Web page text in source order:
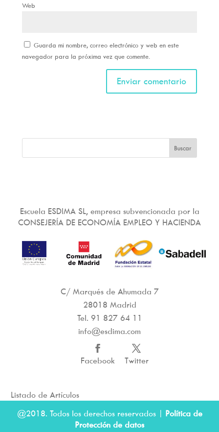
Web
Guarda mi nombre, correo electrónico y web en este
navegador para la próxima vez que comente.
Escuela ESDIMA SL, empresa subvencionada por la
CONSEJERÍA DE ECONOMÍA EMPLEO Y HACIENDA
C/ Marqués de Ahumada 7
28018 Madrid
Tel. 91 827 64 11
info@esdima.com
Facebook Twitter
Listado de Artículos
@2018. Todos los derechos reservados | Política de
Protección de datos